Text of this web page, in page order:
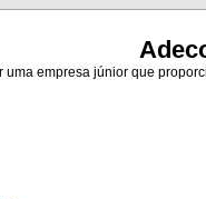
uma empresa júnior que